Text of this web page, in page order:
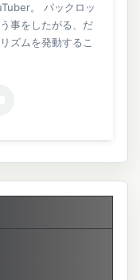
。 パックロッ
事をしたがる、だ
ズムを発動するこ